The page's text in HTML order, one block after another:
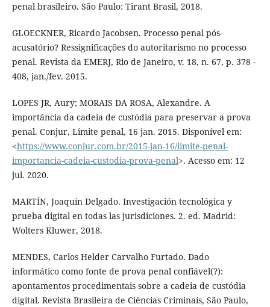
penal brasileiro. São Paulo: Tirant Brasil, 2018.
GLOECKNER, Ricardo Jacobsen. Processo penal pós-
acusatório? Ressignificações do autoritarismo no processo
penal. Revista da EMERJ, Rio de Janeiro, v. 18, n. 67, p. 378 -
408, jan./fev. 2015.
LOPES JR, Aury; MORAIS DA ROSA, Alexandre. A
importância da cadeia de custódia para preservar a prova
penal. Conjur, Limite penal, 16 jan. 2015. Disponível em:
<https://www.conjur.com.br/2015-jan-16/limite-penal-
importancia-cadeia-custodia-prova-penal>. Acesso em: 12
jul. 2020.
MARTÍN, Joaquín Delgado. Investigación tecnológica y
prueba digital en todas las jurisdiciones. 2. ed. Madrid:
Wolters Kluwer, 2018.
MENDES, Carlos Helder Carvalho Furtado. Dado
informático como fonte de prova penal confiável(?):
apontamentos procedimentais sobre a cadeia de custódia
digital. Revista Brasileira de Ciências Criminais, São Paulo,